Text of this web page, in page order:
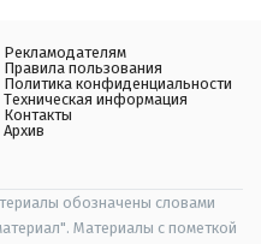
Рекламодателям
Правила пользования
Политика конфиденциальности
Техническая информация
Контакты
Архив
обозначены словами
Материалы с пометкой